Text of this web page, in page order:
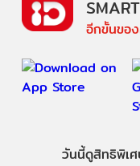
อีกขั้นขอ
วันนี้ดูสิทธิพิเ